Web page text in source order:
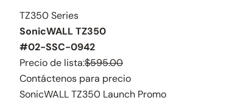
TZ350 Series
SonicWALL TZ350
#02-SSC-0942
Precio de lista:$595.00
Contáctenos para precio
SonicWALL TZ350 Launch Promo